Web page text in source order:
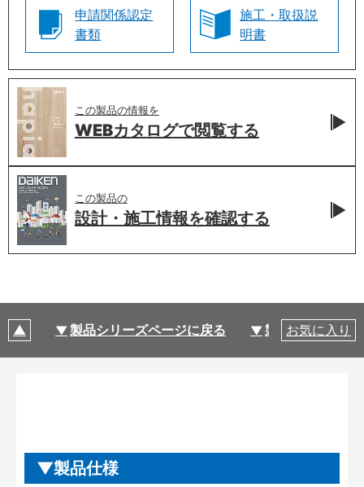
申請関係認定
書類
施工・取扱説
明書
この製品の情報を
WEBカタログで閲覧する
この製品の
設計・施工情報を確認する
製品シリーズページに戻る 製品仕様
お気に入り
製品仕様